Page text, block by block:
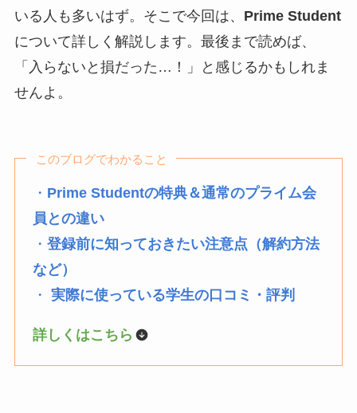
いる人も多いはず。そこで今回は、 Prime Student
について詳しく解説します。最後まで読めば、
「入らないと損だった…！」と感じるかもしれま
せんよ。
このブログでわかること
・ Prime Studentの特典＆通常のプライム会
員との違い
・登録前に知っておきたい注意点（解約方法
など）
・実際に使っている学生の口コミ・評判
詳しくはこちら